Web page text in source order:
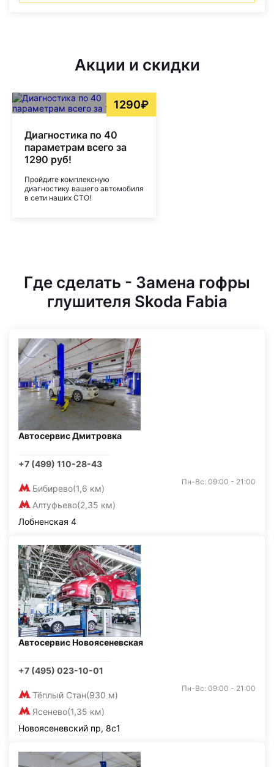
Акции и скидки
1290₽
Диагностика по 40
параметрам всего за
1290 руб!
Пройдите комплексную
диагностику вашего автомобиля
в сети наших СТО!
Где сделать - Замена гофры
глушителя Skoda Fabia
Автосервис Дмитровка
+7 (499) 110-28-43
Бибирево(1,6 км)
Алтуфьево(2,35 км)
Пн-Вс: 09:00 - 21:00
Лобненская 4
Автосервис Новоясеневская
+7 (495) 023-10-01
Тёплый Стан(930 м)
Ясенево(1,35 км)
Пн-Вс: 09:00 - 21:00
Новоясеневский пр, 8с1